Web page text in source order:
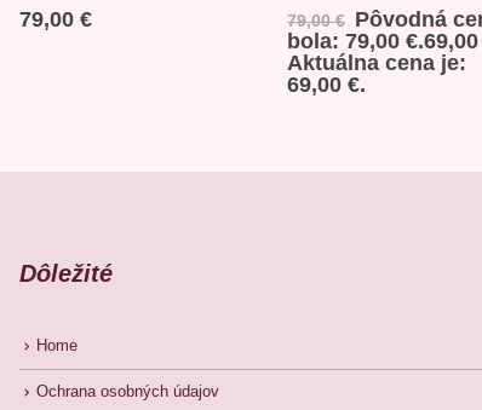
79,00 €
79,00€ Pôvodná
bola: 79,00 €.
Aktuálna cena je:
69,00 €.
Dôležité
Home
Ochrana osobných údajov